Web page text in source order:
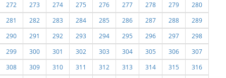
272
273 274 275 276 277 278 279
280
281
282 283 284 285 286 287 288
289
290
291 292 293 294 295 296 297
298
299
300 301 302 303 304 305 306
307
308
309 310 311 312 313 314 315
316